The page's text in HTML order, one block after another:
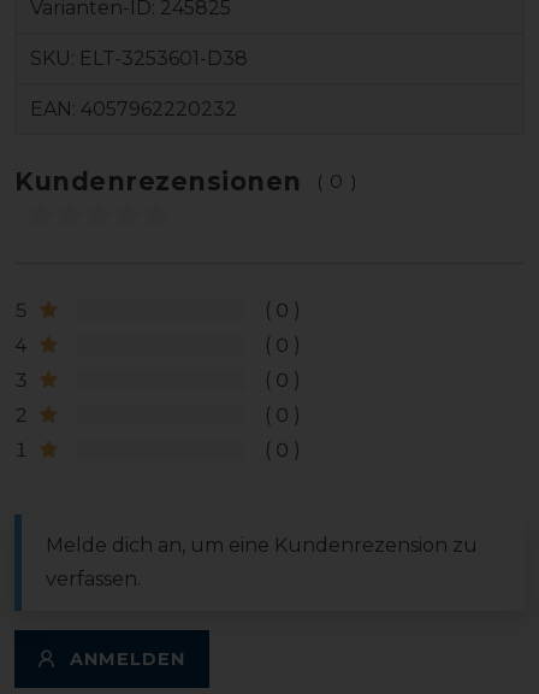
Varianten-ID: 245825
SKU: ELT-3253601-D38
EAN: 4057962220232
Kundenrezensionen (0)
5
0
4
0
3
0
2
0
1
0
Melde dich an, um eine Kundenrezension zu
verfassen.
ANMELDEN